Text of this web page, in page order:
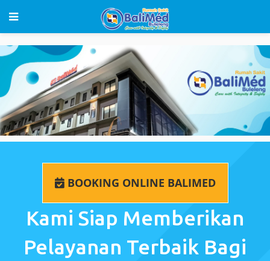
BOOKING ONLINE BALIMED
Kami Siap Memberikan
Pelayanan Terbaik Bagi